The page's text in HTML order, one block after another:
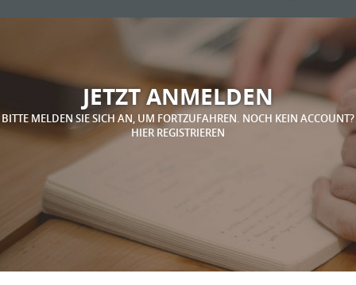
JETZT ANMELDEN
BITTE MELDEN SIE SICH AN, UM FORTZUFAHREN. NOCH KEIN ACCOUNT?
HIER REGISTRIEREN